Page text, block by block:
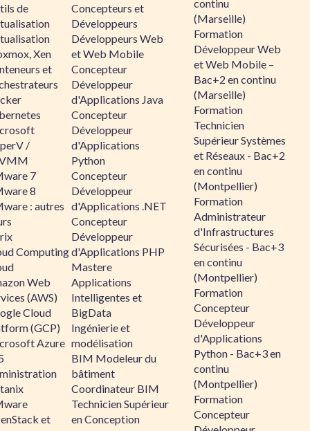
de
Xen
et
/
7
8
: autres
Computing
Web
(AWS)
Cloud
(GCP)
Azure
et
Concepteurs et
Développeurs
Développeurs Web
et Web Mobile
Concepteur
Développeur
d'Applications Java
Concepteur
Développeur
d'Applications
Python
Concepteur
Développeur
d'Applications .NET
Concepteur
Développeur
d'Applications PHP
Mastere
Applications
Intelligentes et
BigData
Ingénierie et
modélisation
BIM Modeleur du
bâtiment
Coordinateur BIM
Technicien Supérieur
en Conception
continu
(Marseille)
Formation
Développeur Web
et Web Mobile –
Bac+2 en continu
(Marseille)
Formation
Technicien
Supérieur Systèmes
et Réseaux - Bac+2
en continu
(Montpellier)
Formation
Administrateur
d'Infrastructures
Sécurisées - Bac+3
en continu
(Montpellier)
Formation
Concepteur
Développeur
d'Applications
Python - Bac+3 en
continu
(Montpellier)
Formation
Concepteur